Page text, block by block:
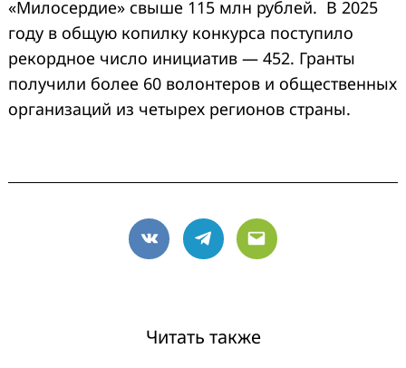
«Милосердие» свыше 115 млн рублей. В 2025
году в общую копилку конкурса поступило
рекордное число инициатив — 452. Гранты
получили более 60 волонтеров и общественных
организаций из четырех регионов страны.
VK Telegram
Email
Читать также